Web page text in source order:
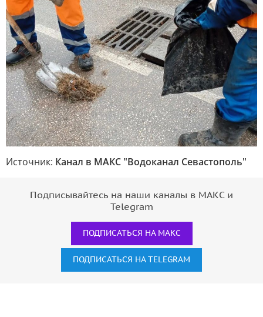
Источник: Канал в МАКС "Водоканал Севастополь"
Подписывайтесь на наши каналы в МАКС и
Telegram
ПОДПИСАТЬСЯ НА МАКС
ПОДПИСАТЬСЯ НА TELEGRAM